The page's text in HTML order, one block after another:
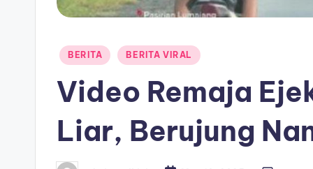
Posted
BERITA BERITA VIRAL
Video Remaja
Liar, Berujung